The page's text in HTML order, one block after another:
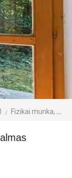
Fizikai munka, segédmunka